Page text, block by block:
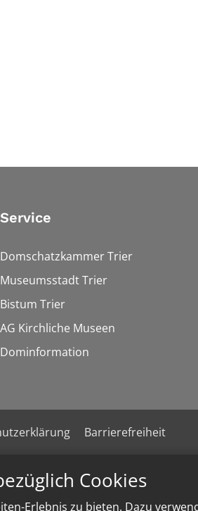
Cookies
Erlebnis zu bieten. Dazu
Service
Domschatzkammer Trier
Museumsstadt Trier
Bistum Trier
AG Kirchliche Museen
Dominformation
Barrierefreiheit